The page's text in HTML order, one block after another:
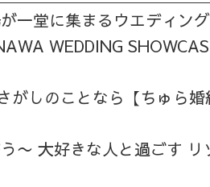
一堂に集まるウエディン
WEDDING
がしのことなら【ちゅら
〜 大好きな人と過ごす